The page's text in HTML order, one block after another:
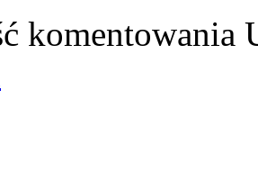
komentowania